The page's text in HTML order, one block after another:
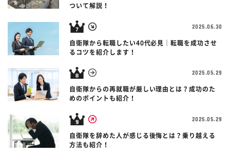
ついて解説！
2025.06.30
自衛隊から転職したい40代必見｜転職を成功させ
るコツを紹介します！
2025.05.29
自衛隊からの再就職が厳しい理由とは？成功のた
めのポイントも紹介！
2025.05.29
自衛隊を辞めた人が感じる後悔とは？乗り越える
方法も紹介！